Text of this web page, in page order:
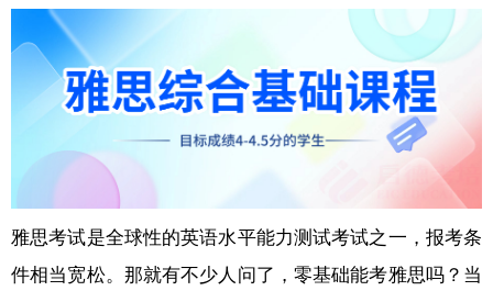
雅思考试是全球性的英语水平能力测试考试之一，报考条
件相当宽松。那就有不少人问了，零基础能考雅思吗？当